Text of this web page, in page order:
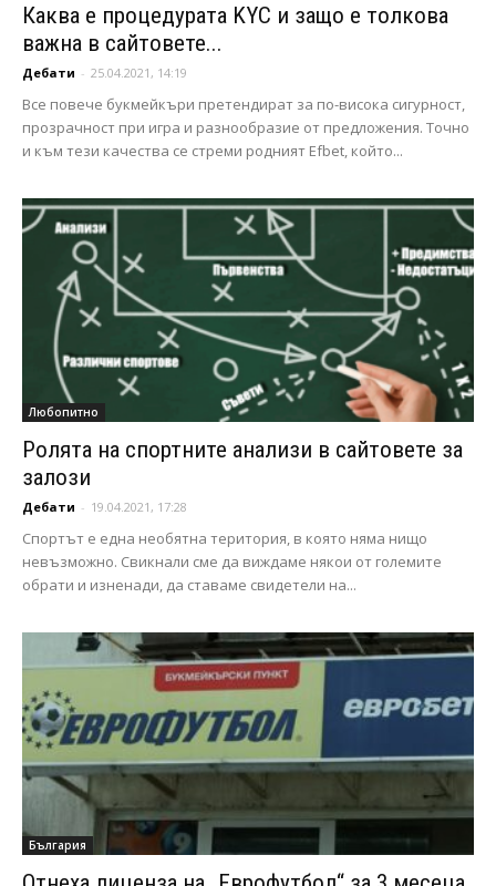
Каква е процедурата KYC и защо е толкова
важна в сайтовете...
Дебати - 25.04.2021, 14:19
Все повече букмейкъри претендират за по-висока сигурност,
прозрачност при игра и разнообразие от предложения. Точно
и към тези качества се стреми родният Efbet, който...
Любопитно
Ролята на спортните анализи в сайтовете за
залози
Дебати - 19.04.2021, 17:28
Спортът е една необятна територия, в която няма нищо
невъзможно. Свикнали сме да виждаме някои от големите
обрати и изненади, да ставаме свидетели на...
България